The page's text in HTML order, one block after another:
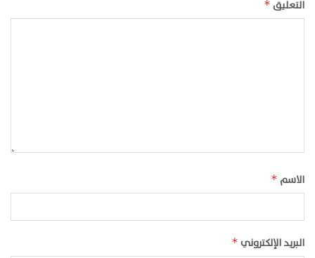
التعليق *
الاسم *
البريد الإلكتروني *